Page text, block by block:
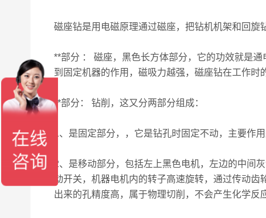
磁座钻是用电磁原理通过磁座，把钻机机架和回旋
**部分 ： 磁座，黑色长方体部分，它的功效就是
到固定机器的作用，磁吸力越强，磁座钻在工作时
**部分： 钻削，这又分两部分组成：
1、是固定部分，，它是钻孔时固定不动，主要作
2、是移动部分，包括左上黑色电机，左边的中间
动开关，机器电机内的转子高速旋转，通过传动
出来的孔精度高，属于物理切削，不会产生化学反